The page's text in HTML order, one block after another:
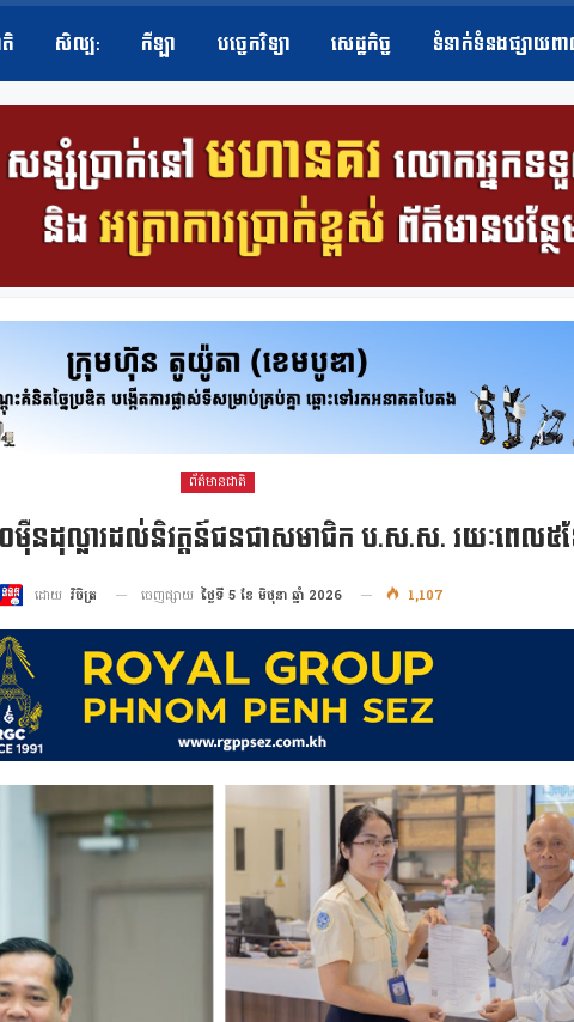
សិល្ប​: កីឡា បច្ចេកវិទ្យា សេដ្ឋកិច្ច ទំនាក់ទំនងផ្សាយព
ព័ត៌មានជាតិ
នដុល្លារដល់និវត្តន៍ជនជាសមាជិក ប.ស.ស. រយៈពេល៥ខែ
ដោយ វិចិត្រ ចេញផ្សាយ ថ្ងៃទី 5 ខែ មិថុនា ឆ្នាំ 2026 1,107